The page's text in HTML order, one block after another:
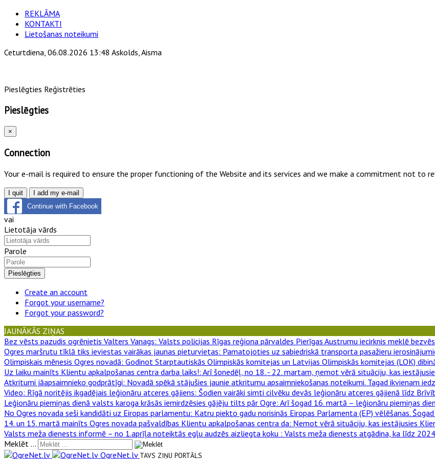
REKLĀMA
KONTAKTI
Lietošanas noteikumi
Ceturtdiena, 06.08.2026 13:48 Askolds, Aisma
Pieslēgties Reģistrēties
Pieslēgties
×
Connection
Your e-mail is required to ensure the proper functioning of the Website and its services and we make a commitment not to
I quit
I add my e-mail
Continue with Facebook
vai
Lietotāja vārds
Parole
Pieslēgties
Create an account
Forgot your username?
Forgot your password?
JAUNĀKĀS ZIŅAS
Bez vēsts pazudis ogrēnietis Valters Vanags: Valsts policijas Rīgas reģiona pārvaldes Pierīgas Austrumu iecirknis meklē
Ogres maršrutu tīklā tiks ieviestas vairākas jaunas pieturvietas: Pamatojoties uz sabiedriskā transporta pasažieru
Olimpiskais mēnesis Ogres novadā: Godinot Starptautiskās Olimpiskās komitejas un Latvijas Olimpiskās komitejas (LOK)
Uz laiku mainīts Klientu apkalpošanas centra darba laiks!: Arī šonedēļ, no 18. - 22. martam, ņemot vērā situāciju, kas
Atkritumi jāapsaimnieko godprātīgi: Novadā spēkā stājušies jaunie atkritumu apsaimniekošanas noteikumi. Tagad ikvienam
Video: Rīgā noritējis ikgadējais leģionāru atceres gājiens: Šodien vairāki simti cilvēku devās leģionāru atceres gājienā līdz
Leģionāru piemiņas dienā valsts karoga krāsās iemirdzēsies gājēju tilts pār Ogre: Arī šogad 16. martā – leģionāru piemiņas
No Ogres novada seši kandidāti uz Eiropas parlamentu: Katru piekto gadu norisinās Eiropas Parlamenta (EP) vēlēšanas.
14. un 15. martā mainīts Ogres novada pašvaldības Klientu apkalpošanas centra da: Ņemot vērā situāciju, kas iestājusies
Valsts meža dienests informē – no 1.aprīļa noteiktās egļu audzēs aizliegta koku : Valsts meža dienests atgādina, ka līdz
Meklēt ...
OgreNet.lv TAVS ZIŅU PORTĀLS